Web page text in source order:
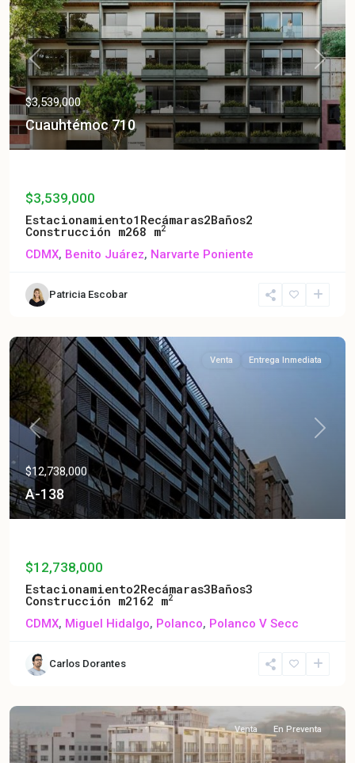
Previous Next
$3,539,000
Cuauhtémoc 710
$3,539,000
Estacionamiento1 Recámaras2Baños2
Construcción m268 m2
CDMX, Benito Juárez, Narvarte Poniente
Patricia Escobar
Previous Next
Venta Entrega Inmediata
$12,738,000
A-138
$12,738,000
Estacionamiento2Recámaras3Baños3
Construcción m2162 m2
CDMX, Miguel Hidalgo, Polanco, Polanco V Secc
Carlos Dorantes
Venta En Preventa